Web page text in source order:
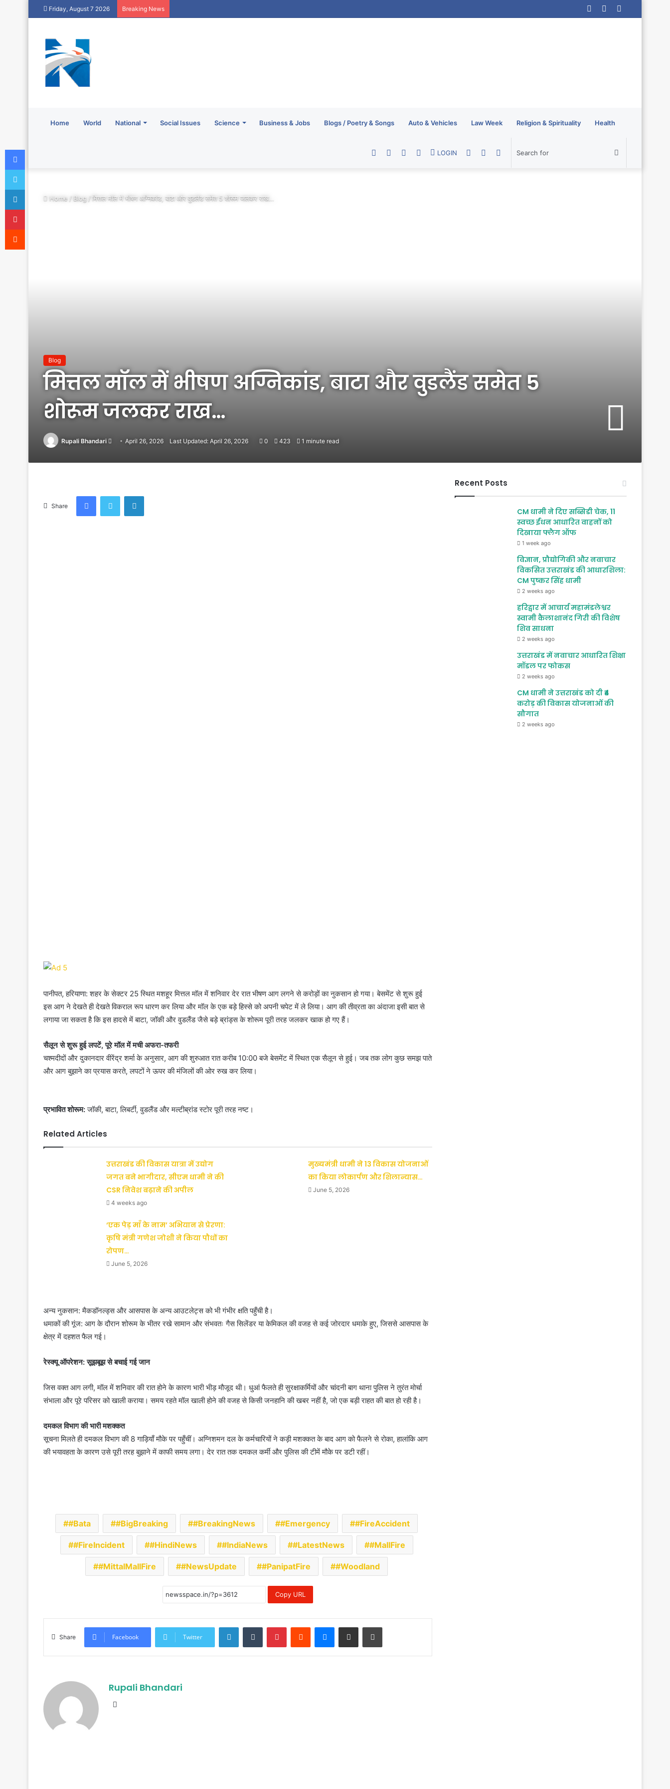
Friday, August 7 2026 Breaking News
Random
Log
Home World National Social Issues Science Business & Jobs Blogs / Poetry & Songs Auto & Vehicles Law Week Religion & Spirituality Health
Search
Switch
Sidebar
Random
LOGIN
RSS
YouTube
Twitter
Facebook
Home/Blog/मित्तल मॉल में भीषण अग्निकांड, बाटा और वुडलैंड समेत 5 शोरूम जलकर राख…
Blog
मित्तल मॉल में भीषण अग्निकांड, बाटा और वुडलैंड समेत 5
शोरूम जलकर राख…
Rupali Bhandari
Send
email
April 26, 2026 Last Updated: April 26, 2026 0 423 1 minute read
Share
FacebookTwitter LinkedIn
पानीपत, हरियाणा: शहर के सेक्टर 25 स्थित मशहूर मित्तल मॉल में शनिवार देर रात भीषण आग लगने से करोड़ों का नुकसान हो गया। बेसमेंट से शुरू हुई
इस आग ने देखते ही देखते विकराल रूप धारण कर लिया और मॉल के एक बड़े हिस्से को अपनी चपेट में ले लिया। आग की तीव्रता का अंदाजा इसी बात से
लगाया जा सकता है कि इस हादसे में बाटा, जॉकी और वुडलैंड जैसे बड़े ब्रांड्स के शोरूम पूरी तरह जलकर खाक हो गए हैं।
सैलून से शुरू हुई लपटें, पूरे मॉल में मची अफरा-तफरी
चश्मदीदों और दुकानदार वीरेंद्र शर्मा के अनुसार, आग की शुरुआत रात करीब 10:00 बजे बेसमेंट में स्थित एक सैलून से हुई। जब तक लोग कुछ समझ पाते
और आग बुझाने का प्रयास करते, लपटों ने ऊपर की मंजिलों की ओर रुख कर लिया।
प्रभावित शोरूम:जॉकी, बाटा, लिबर्टी, वुडलैंड और मल्टीब्रांड स्टोर पूरी तरह नष्ट।
Related Articles
उत्तराखंड की विकास यात्रा में उद्योग
जगत बने भागीदार, सीएम धामी ने की
CSR निवेश बढ़ाने की अपील
4 weeks ago
मुख्यमंत्री धामी ने 13 विकास योजनाओं
का किया लोकार्पण और शिलान्यास…
June 5, 2026
‘एक पेड़ माँ के नाम’ अभियान से प्रेरणा:
कृषि मंत्री गणेश जोशी ने किया पौधों का
रोपण…
June 5, 2026
अन्य नुकसान: मैकडॉनल्ड्स और आसपास के अन्य आउटलेट्स को भी गंभीर क्षति पहुँची है।
धमाकों की गूंज: आग के दौरान शोरूम के भीतर रखे सामान और संभवतः गैस सिलेंडर या केमिकल की वजह से कई जोरदार धमाके हुए, जिससे आसपास के
क्षेत्र में दहशत फैल गई।
रेस्क्यू ऑपरेशन: सूझबूझ से बचाई गई जान
जिस वक्त आग लगी, मॉल में शनिवार की रात होने के कारण भारी भीड़ मौजूद थी। धुआं फैलते ही सुरक्षाकर्मियों और चांदनी बाग थाना पुलिस ने तुरंत मोर्चा
संभाला और पूरे परिसर को खाली कराया। समय रहते मॉल खाली होने की वजह से किसी जनहानि की खबर नहीं है, जो एक बड़ी राहत की बात हो रही है।
दमकल विभाग की भारी मशक्कत
सूचना मिलते ही दमकल विभाग की 8 गाड़ियाँ मौके पर पहुँचीं। अग्निशमन दल के कर्मचारियों ने कड़ी मशक्कत के बाद आग को फैलने से रोका, हालांकि आग
की भयावहता के कारण उसे पूरी तरह बुझाने में काफी समय लगा। देर रात तक दमकल कर्मी और पुलिस की टीमें मौके पर डटी रहीं।
#Bata #BigBreaking #BreakingNews #Emergency #FireAccident
#FireIncident #HindiNews #IndiaNews #LatestNews #MallFire
#MittalMallFire #NewsUpdate #PanipatFire #Woodland
Copy URL
Share Facebook Twitter
LinkedInTumblr PinterestReddit Messenger
Share via Email Print
Rupali Bhandari
Recent Posts
CM धामी ने दिए सब्सिडी चेक, 11
स्वच्छ ईंधन आधारित वाहनों को
दिखाया फ्लैग ऑफ
1 week ago
विज्ञान, प्रौद्योगिकी और नवाचार
विकसित उत्तराखंड की आधारशिला:
CM पुष्कर सिंह धामी
2 weeks ago
हरिद्वार में आचार्य महामंडलेश्वर
स्वामी कैलाशानंद गिरी की विशेष
शिव साधना
2 weeks ago
उत्तराखंड में नवाचार आधारित शिक्षा
मॉडल पर फोकस
2 weeks ago
CM धामी ने उत्तराखंड को दी ₹4
करोड़ की विकास योजनाओं की
सौगात
2 weeks ago
Facebook
Twitter
LinkedIn
Pinterest
Reddit